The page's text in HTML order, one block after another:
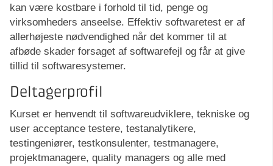
kan være kostbare i forhold til tid, penge og
virksomheders anseelse. Effektiv softwaretest er af
allerhøjeste nødvendighed når det kommer til at
afbøde skader forsaget af softwarefejl og får at give
tillid til softwaresystemer.
Deltagerprofil
Kurset er henvendt til softwareudviklere, tekniske og
user acceptance testere, testanalytikere,
testingeniører, testkonsulenter, testmanagere,
projektmanagere, quality managers og alle med